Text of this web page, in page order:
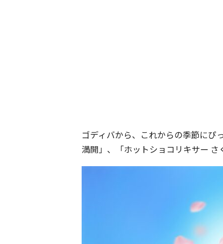
ゴディバから、これからの季節にぴ
満開」、「ホットショコリキサー